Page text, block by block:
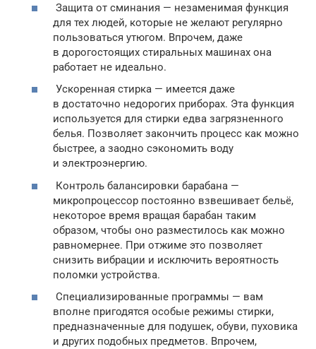
Защита от сминания — незаменимая функция
для тех людей, которые не желают регулярно
пользоваться утюгом. Впрочем, даже
в дорогостоящих стиральных машинах она
работает не идеально.
Ускоренная стирка — имеется даже
в достаточно недорогих приборах. Эта функция
используется для стирки едва загрязненного
белья. Позволяет закончить процесс как можно
быстрее, а заодно сэкономить воду
и электроэнергию.
Контроль балансировки барабана —
микропроцессор постоянно взвешивает бельё,
некоторое время вращая барабан таким
образом, чтобы оно разместилось как можно
равномернее. При отжиме это позволяет
снизить вибрации и исключить вероятность
поломки устройства.
Специализированные программы — вам
вполне пригодятся особые режимы стирки,
предназначенные для подушек, обуви, пуховика
и других подобных предметов. Впрочем,